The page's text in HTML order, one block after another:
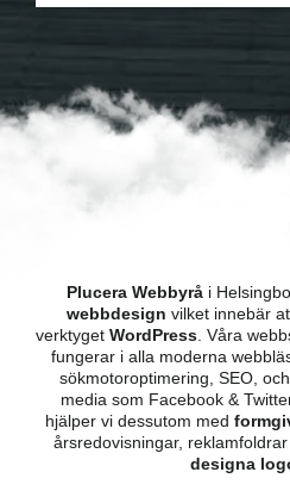
Plucera Webbyrå i
webbdesign vilket innebär
verktyget WordPress. Våra
fungerar i alla moderna
sökmotoroptimering, SEO,
media som Facebook &
hjälper vi dessutom med
årsredovisningar,
designa